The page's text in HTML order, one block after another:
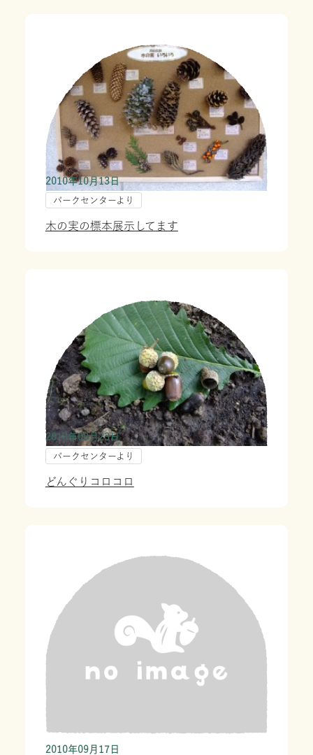
2010年10月13日
パークセンターより
木の実の標本展示してます
2010年09月23日
パークセンターより
どんぐりコロコロ
2010年09月17日